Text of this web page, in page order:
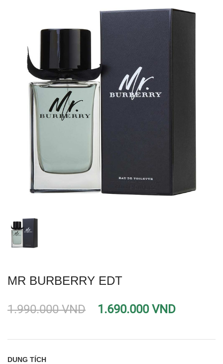
MR BURBERRY EDT
1.990.000 VND 1.690.000 VND
DUNG TÍCH